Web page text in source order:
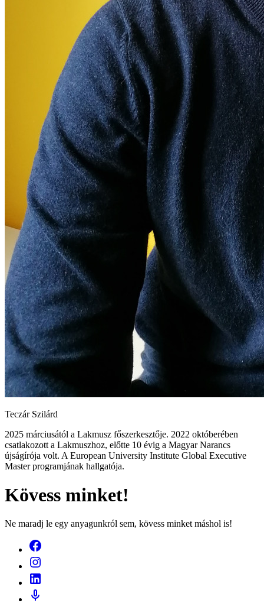
Teczár Szilárd
2025 márciusától a Lakmusz főszerkesztője. 2022 októberében
csatlakozott a Lakmuszhoz, előtte 10 évig a Magyar Narancs
újságírója volt. A European University Institute Global Executive
Master programjának hallgatója.
Kövess minket!
Ne maradj le egy anyagunkról sem, kövess minket máshol is!